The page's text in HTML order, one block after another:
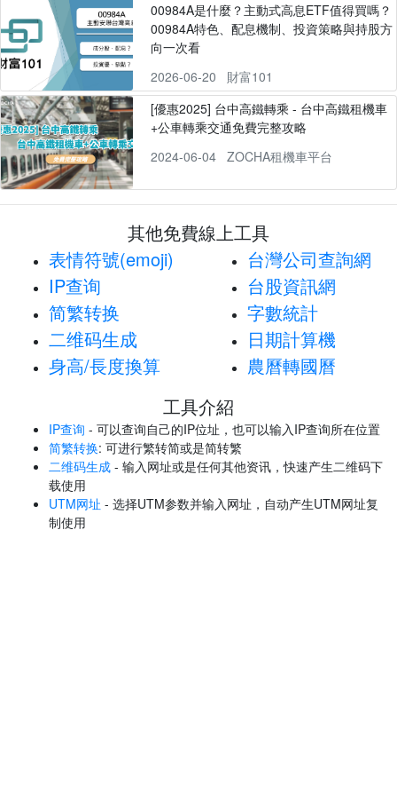
00984A是什麼？主動式高息ETF值得買嗎？
00984A特色、配息機制、投資策略與持股方
向一次看
2026-06-20
財富101
[優惠2025] 台中高鐵轉乘 - 台中高鐵租機車
+公車轉乘交通免費完整攻略
2024-06-04
ZOCHA租機車平台
其他免費線上工具
表情符號(emoji)
IP查询
简繁转换
二维码生成
身高/長度換算
台灣公司查詢網
台股資訊網
字數統計
日期計算機
農曆轉國曆
工具介紹
IP查询 - 可以查询自己的IP位址，也可以输入IP查询所在位置
简繁转换: 可进行繁转简或是简转繁
二维码生成 - 输入网址或是任何其他资讯，快速产生二维码下
载使用
UTM网址 - 选择UTM参数并输入网址，自动产生UTM网址复
制使用